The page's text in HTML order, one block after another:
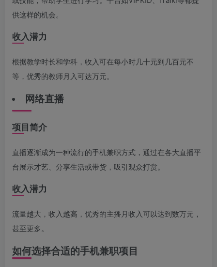
供这样的机会。
收入潜力
根据教学时长和学科，收入可在每小时几十元到几百元不
等，优秀的教师月入可达万元。
网络直播
项目简介
直播逐渐成为一种流行的手机兼职方式，通过在各大直播平
台展示才艺、分享生活或带货，吸引观众打赏。
收入潜力
流量越大，收入越高，优秀的主播月收入可以达到数万元，
甚至更多。
如何选择合适的手机兼职项目